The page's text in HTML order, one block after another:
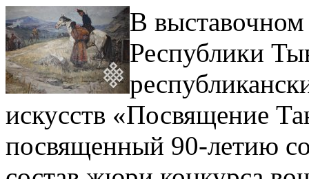
В
Республики
искусств «Посвящение
посвященный 90-летию